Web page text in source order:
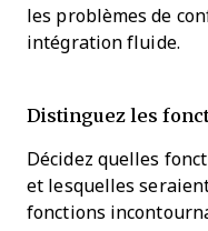
les problèmes de
intégration fluide.
Distinguez les
Décidez quelles
et lesquelles
fonctions